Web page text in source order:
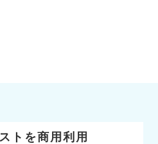
トを商用利用